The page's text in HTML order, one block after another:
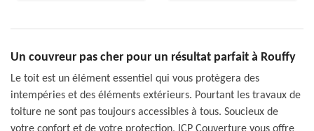
Un couvreur pas cher pour un résultat parfait à Rouffy
Le toit est un élément essentiel qui vous protègera des
intempéries et des éléments extérieurs. Pourtant les travaux de
toiture ne sont pas toujours accessibles à tous. Soucieux de
votre confort et de votre protection, ICP Couverture vous offre